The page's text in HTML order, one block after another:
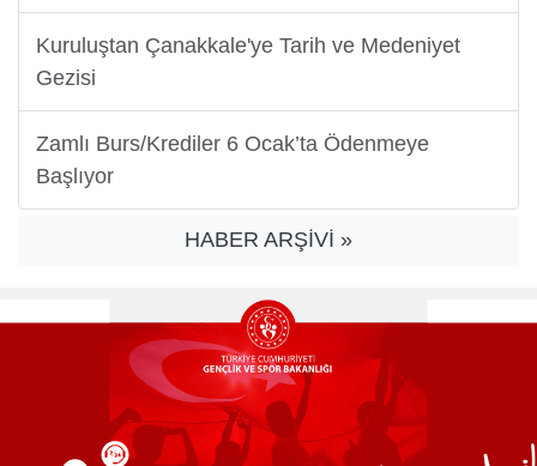
Kuruluştan Çanakkale'ye Tarih ve Medeniyet
Gezisi
Zamlı Burs/Krediler 6 Ocak’ta Ödenmeye
Başlıyor
HABER ARŞİVİ »